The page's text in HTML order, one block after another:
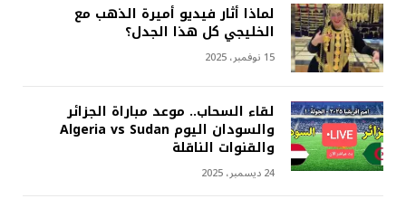
لماذا أثار فيديو أميرة الذهب مع
الخليجي كل هذا الجدل؟
15 نوفمبر، 2025
لقاء السحاب.. موعد مباراة الجزائر
والسودان اليوم Algeria vs Sudan
والقنوات الناقلة
24 ديسمبر، 2025